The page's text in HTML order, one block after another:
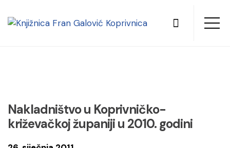
Nakladništvo u Koprivničko-
križevačkoj županiji u 2010. godini